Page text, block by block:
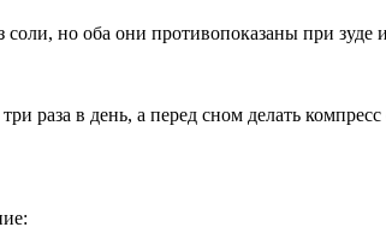
но оба они противопоказаны при зуде
раза в день, а перед сном делать